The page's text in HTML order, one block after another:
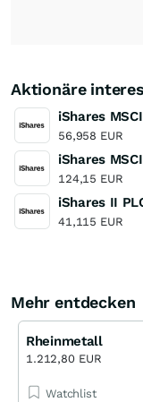
Aktionäre
56,958 EUR
124,15 EUR
41,115 EUR
Mehr entdecken
Rheinmetall
1.212,80 EUR
Watchlist